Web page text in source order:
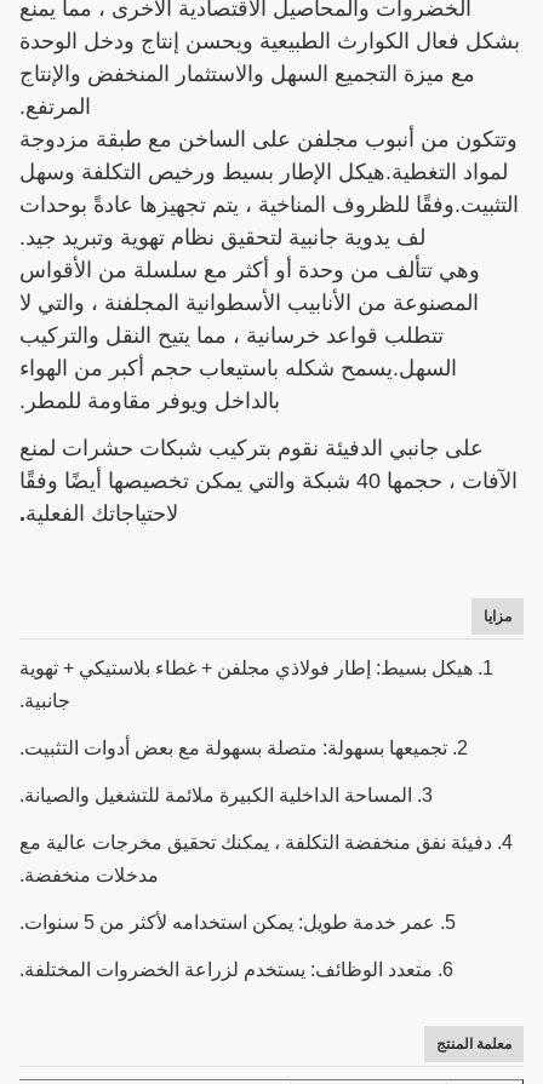
الخضروات والمحاصيل الاقتصادية الأخرى ، مما يمنع
بشكل فعال الكوارث الطبيعية ويحسن إنتاج ودخل الوحدة
مع ميزة التجميع السهل والاستثمار المنخفض والإنتاج
المرتفع.
وتتكون من أنبوب مجلفن على الساخن مع طبقة مزدوجة
لمواد التغطية.هيكل الإطار بسيط ورخيص التكلفة وسهل
التثبيت.وفقًا للظروف المناخية ، يتم تجهيزها عادةً بوحدات
لف يدوية جانبية لتحقيق نظام تهوية وتبريد جيد.
وهي تتألف من وحدة أو أكثر مع سلسلة من الأقواس
المصنوعة من الأنابيب الأسطوانية المجلفنة ، والتي لا
تتطلب قواعد خرسانية ، مما يتيح النقل والتركيب
السهل.يسمح شكله باستيعاب حجم أكبر من الهواء
بالداخل ويوفر مقاومة للمطر.
على جانبي الدفيئة نقوم بتركيب شبكات حشرات لمنع
الآفات ، حجمها 40 شبكة والتي يمكن تخصيصها أيضًا وفقًا
لاحتياجاتك الفعلية.
مزايا
1. هيكل بسيط: إطار فولاذي مجلفن + غطاء بلاستيكي + تهوية
جانبية.
2. تجميعها بسهولة: متصلة بسهولة مع بعض أدوات التثبيت.
3. المساحة الداخلية الكبيرة ملائمة للتشغيل والصيانة.
4. دفيئة نفق منخفضة التكلفة ، يمكنك تحقيق مخرجات عالية مع
مدخلات منخفضة.
5. عمر خدمة طويل: يمكن استخدامه لأكثر من 5 سنوات.
6. متعدد الوظائف: يستخدم لزراعة الخضروات المختلفة.
معلمة المنتج